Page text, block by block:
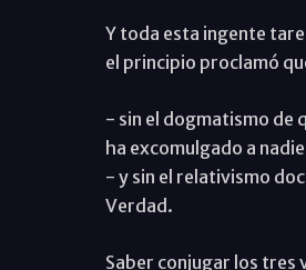
Y toda esta ingente
el principio proclamó
- sin el dogmatismo de
ha excomulgado a
- y sin el relativismo
Verdad.
Saber conjugar los tres